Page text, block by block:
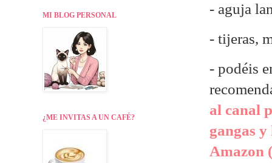
- aguja
- tijeras,
- podéis
al canal
gangas
Amazon
MI BLOG PERSONAL
¿ME INVITAS A UN CAFÉ?